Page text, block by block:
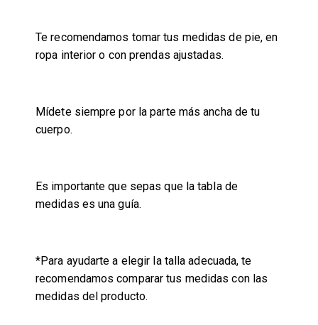
Te recomendamos tomar tus medidas de pie, en
ropa interior o con prendas ajustadas.
Mídete siempre por la parte más ancha de tu
cuerpo.
Es importante que sepas que la tabla de
medidas es una guía.
*Para ayudarte a elegir la talla adecuada, te
recomendamos comparar tus medidas con las
medidas del producto.